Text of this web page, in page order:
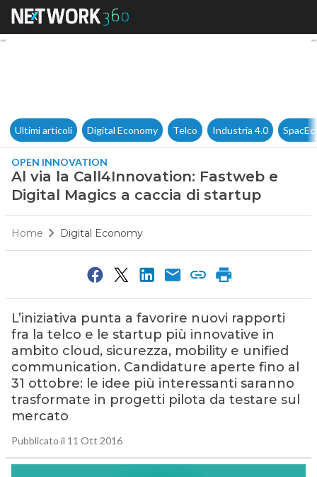
Al via la Call4Innovation:
Ultimi articoli Digital Economy Telco Industria 4.0
OPEN INNOVATION
Al via la Call4Innovation: Fastweb e
Digital Magics a caccia di startup
Home Digital Economy
L’iniziativa punta a favorire nuovi rapporti
fra la telco e le startup più innovative in
ambito cloud, sicurezza, mobility e unified
communication. Candidature aperte fino al
31 ottobre: le idee più interessanti saranno
trasformate in progetti pilota da testare sul
mercato
Pubblicato il 11 Ott 2016